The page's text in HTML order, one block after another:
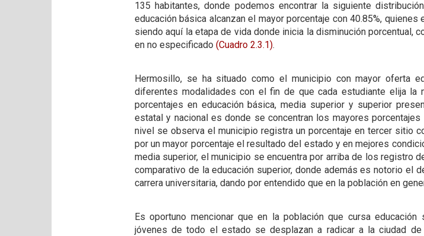
135 habitantes, donde podemos encontrar la siguiente
educación básica alcanzan el mayor porcentaje con 40.85%,
siendo aquí la etapa de vida donde inicia la disminución porcentual,
en no especificado (Cuadro 2.3.1).
Hermosillo, se ha situado como el municipio con mayor oferta
diferentes modalidades con el fin de que cada estudiante elija la
porcentajes en educación básica, media superior y superior
estatal y nacional es donde se concentran los mayores
nivel se observa el municipio registra un porcentaje en tercer sitio
por un mayor porcentaje el resultado del estado y en mejores
media superior, el municipio se encuentra por arriba de los registro
comparativo de la educación superior, donde además es notorio el
carrera universitaria, dando por entendido que en la población en
Es oportuno mencionar que en la población que cursa
jóvenes de todo el estado se desplazan a radicar a la ciudad